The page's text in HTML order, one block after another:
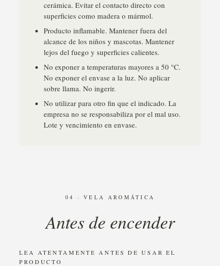
cerámica. Evitar el contacto directo con
superficies como madera o mármol.
Producto inflamable. Mantener fuera del
alcance de los niños y mascotas. Mantener
lejos del fuego y superficies calientes.
No exponer a temperaturas mayores a 50 °C.
No exponer el envase a la luz. No aplicar
sobre llama. No ingerir.
No utilizar para otro fin que el indicado. La
empresa no se responsabiliza por el mal uso.
Lote y vencimiento en envase.
04 · VELA AROMÁTICA
Antes de encender
LEA ATENTAMENTE ANTES DE USAR EL
PRODUCTO